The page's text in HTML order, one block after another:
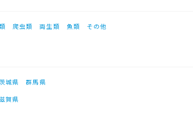
爬虫類 両生類 魚類 その他
城県
群馬県
賀県